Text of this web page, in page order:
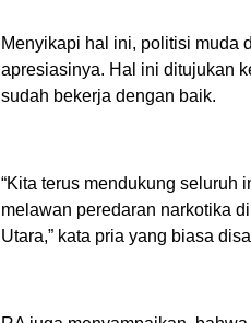
Menyikapi hal ini, politisi muda
apresiasinya. Hal ini ditujukan
sudah bekerja dengan baik.
“Kita terus mendukung seluruh
melawan peredaran narkotika
Utara,” kata pria yang biasa